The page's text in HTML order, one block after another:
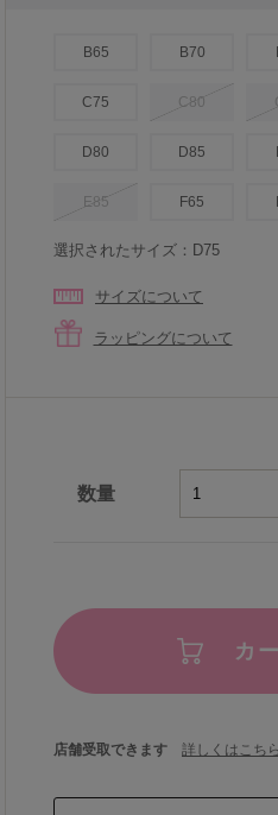
B65 B70
C75 C80
D80 D85
E85 F65
選択されたサイズ：D75
サイズについて
ラッピングについて
数量
カ
店舗受取できます 詳しくはこち